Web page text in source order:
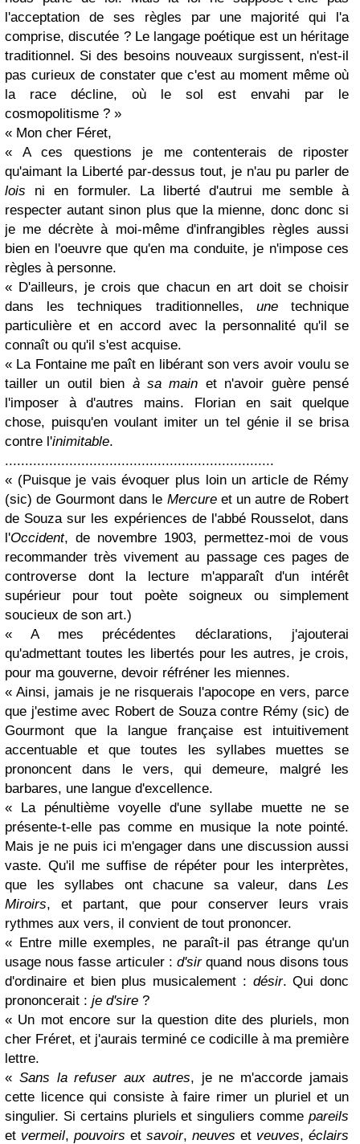
l'acceptation de ses règles par une majorité qui l'a
comprise, discutée ? Le langage poétique est un héritage
traditionnel. Si des besoins nouveaux surgissent, n'est-il
pas curieux de constater que c'est au moment même où
la race décline, où le sol est envahi par le
cosmopolitisme ? »
« Mon cher Féret,
« A ces questions je me contenterais de riposter
qu'aimant la Liberté par-dessus tout, je n'au pu parler de
lois ni en formuler. La liberté d'autrui me semble à
respecter autant sinon plus que la mienne, donc donc si
je me décrète à moi-même d'infrangibles règles aussi
bien en l'oeuvre que qu'en ma conduite, je n'impose ces
règles à personne.
« D'ailleurs, je crois que chacun en art doit se choisir
dans les techniques traditionnelles, unetechnique
particulière et en accord avec la personnalité qu'il se
connaît ou qu'il s'est acquise.
« La Fontaine me paît en libérant son vers avoir voulu se
tailler un outil bien à sa main et n'avoir guère pensé
l'imposer à d'autres mains. Florian en sait quelque
chose, puisqu'en voulant imiter un tel génie il se brisa
contre l'inimitable.
...................................................................
« (Puisque je vais évoquer plus loin un article de Rémy
(sic) de Gourmont dans le Mercureet un autre de Robert
de Souza sur les expériences de l'abbé Rousselot, dans
l'Occident, de novembre 1903, permettez-moi de vous
recommander très vivement au passage ces pages de
controverse dont la lecture m'apparaît d'un intérêt
supérieur pour tout poète soigneux ou simplement
soucieux de son art.)
« A mes précédentes déclarations, j'ajouterai
qu'admettant toutes les libertés pour les autres, je crois,
pour ma gouverne, devoir réfréner les miennes.
« Ainsi, jamais je ne risquerais l'apocope en vers, parce
que j'estime avec Robert de Souza contre Rémy (sic) de
Gourmont que la langue française est intuitivement
accentuable et que toutes les syllabes muettes se
prononcent dans le vers, qui demeure, malgré les
barbares, une langue d'excellence.
« La pénultième voyelle d'une syllabe muette ne se
présente-t-elle pas comme en musique la note pointé.
Mais je ne puis ici m'engager dans une discussion aussi
vaste. Qu'il me suffise de répéter pour les interprètes,
que les syllabes ont chacune sa valeur, dans Les
Miroirs, et partant, que pour conserver leurs vrais
rythmes aux vers, il convient de tout prononcer.
« Entre mille exemples, ne paraît-il pas étrange qu'un
usage nous fasse articuler :d'sirquand nous disons tous
d'ordinaire et bien plus musicalement : désir. Qui donc
prononcerait : je d'sire ?
« Un mot encore sur la question dite des pluriels, mon
cher Fréret, et j'aurais terminé ce codicille à ma première
lettre.
« Sans la refuser aux autres, je ne m'accorde jamais
cette licence qui consiste à faire rimer un pluriel et un
singulier. Si certains pluriels et singuliers comme pareils
et vermeil, pouvoirs et savoir, neuves et veuves, éclairs